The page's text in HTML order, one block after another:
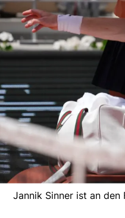
Jannik Sinner ist an